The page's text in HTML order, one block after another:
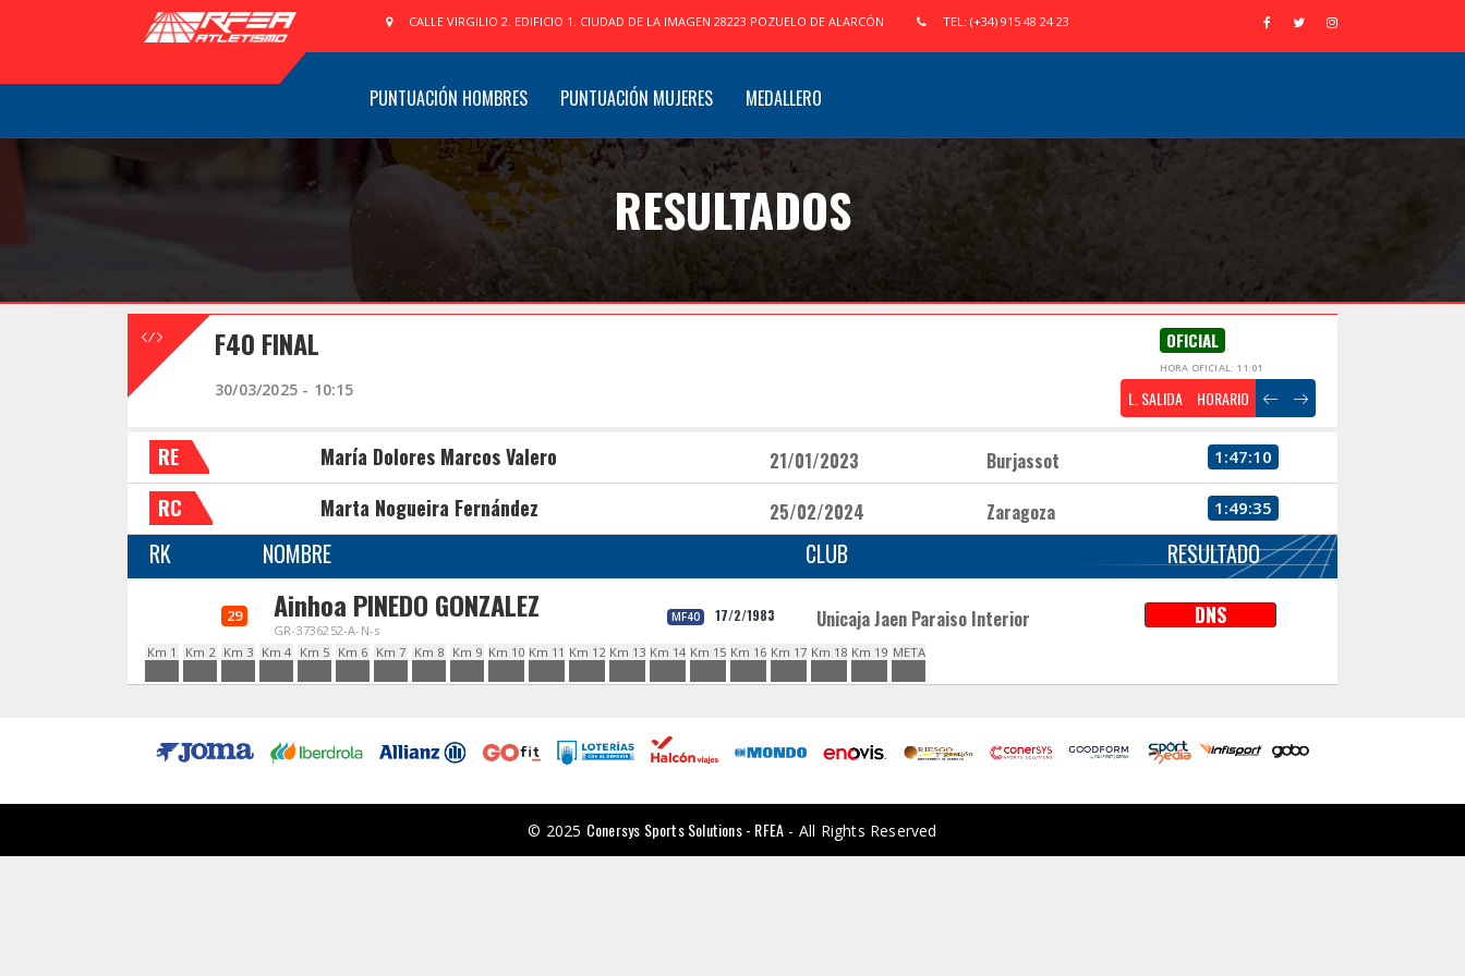
CALLE VIRGILIO 2. EDIFICIO 1. CIUDAD DE LA IMAGEN 28223 POZUELO DE ALARCÓN TEL: (+34) 915 48 24 23
PUNTUACIÓN HOMBRES PUNTUACIÓN MUJERES MEDALLERO
RESULTADOS
F40 FINAL OFICIAL
HORA OFICIAL: 11:01
30/03/2025 - 10:15 L. SALIDA HORARIO
RE María Dolores Marcos Valero 21/01/2023 Burjassot 1:47:10
RC Marta Nogueira Fernández 25/02/2024 Zaragoza 1:49:35
RK NOMBRE CLUB RESULTADO
29 Ainhoa PINEDO GONZALEZ
GR-3736252-A-N-s
MF40 17/2/1983 Unicaja Jaen Paraiso Interior DNS
Km 1 Km 2 Km 3 Km 4 Km 5 Km 6 Km 7 Km 8 Km 9 Km 10 Km 11 Km 12 Km 13 Km 14 Km 15 Km 16 Km 17 Km 18 Km 19 META
© 2025 Conersys Sports Solutions - RFEA - All Rights Reserved